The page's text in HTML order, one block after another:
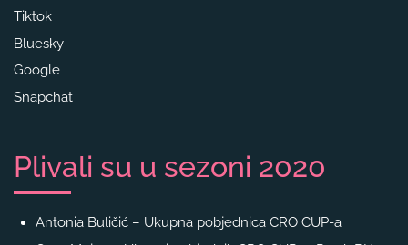
Tiktok
Bluesky
Google
Snapchat
Plivali su u sezoni 2020
Antonia Buličić – Ukupna pobjednica CRO CUP-a